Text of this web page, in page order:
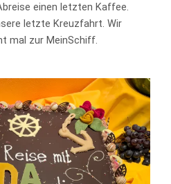
einen letzten Kaffee.
letzte Kreuzfahrt. Wir
mal zur MeinSchiff.